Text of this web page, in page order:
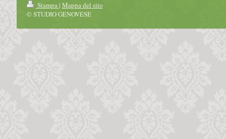
Stampa | Mappa del sito
© STUDIO GENOVESE